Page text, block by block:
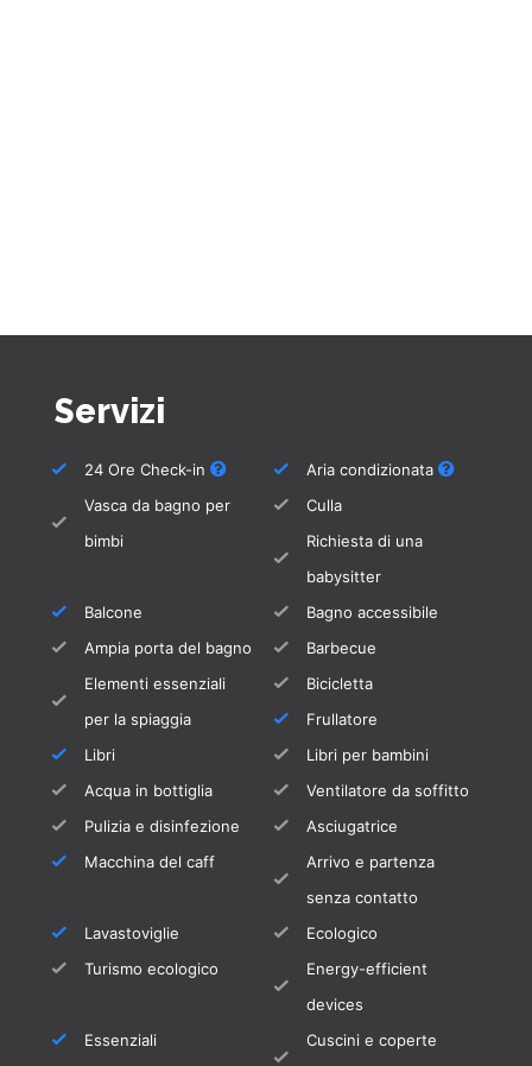
Ci sono tende da sole da abbassare sulla
una tenda da sole elettrica per fare più ombra
ai lettini.
tanto verde, questo luogo d'ombra è un vero
vantaggio per la vostra vacanza, soprattutto
nelle giornate più calde.
Il piano superiore dispone di un'ampia
terrazza sul tetto (60 m²) con una vista
panoramica mozzafiato. Una piccola parte
della terrazza è dotata di un frangivento con
Qui si trova anche il secondo soggiorno con
Servizi
24 Ore Check-in
Aria condizionata
Vasca da bagno per
bimbi
Culla
Richiesta di una
babysitter
Balcone
Bagno accessibile
Ampia porta del bagno
Barbecue
Elementi essenziali
per la spiaggia
Bicicletta
Frullatore
Libri
Libri per bambini
Acqua in bottiglia
Ventilatore da soffitto
Pulizia e disinfezione
Asciugatrice
Macchina del caff
Arrivo e partenza
senza contatto
Lavastoviglie
Ecologico
Turismo ecologico
Energy-efficient
devices
Essenziali
Cuscini e coperte